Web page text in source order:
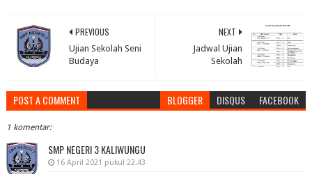
NEXT
Jadwal Ujian
Sekolah
PREVIOUS
Ujian Sekolah Seni
Budaya
POST A COMMENT BLOGGER DISQUS FACEBOOK
1 komentar:
SMP NEGERI 3 KALIWUNGU
16 April 2021 pukul 22.43